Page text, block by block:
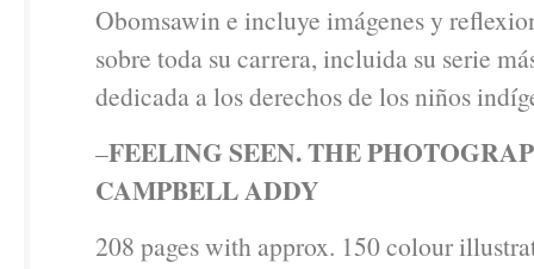
Obomsawin e incluye imágenes y
sobre toda su carrera, incluida su serie
dedicada a los derechos de los niños
–FEELING SEEN. THE
CAMPBELL ADDY
208 pages with approx. 150 colour